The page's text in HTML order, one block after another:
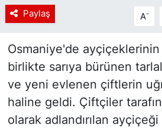
Paylaş A-
Osmaniye'de ayçiçeklerinin
birlikte sarıya bürünen
ve yeni evlenen çiftlerin
haline geldi. Çiftçiler
olarak adlandırılan